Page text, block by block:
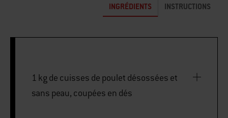
INGRÉDIENTS INSTRUCTIONS
1 kg de cuisses de poulet désossées et
sans peau, coupées en dés